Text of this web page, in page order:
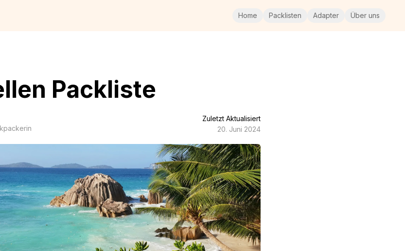
Home Packlisten Adapter Über uns
Packliste
Zuletzt Aktualisiert
20. Juni 2024